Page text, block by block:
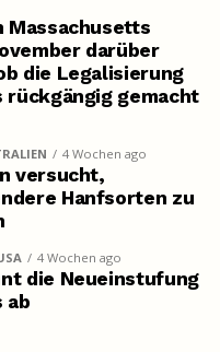
Massachusetts
darüber
die Legalisierung
rückgängig gemacht
4 Wochen ago
versucht,
Hanfsorten zu
4 Wochen ago
die Neueinstufung
ab